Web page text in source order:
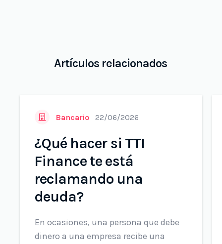
Artículos relacionados
Bancario 22/06/2026
¿Qué hacer si TTI
Finance te está
reclamando una
deuda?
En ocasiones, una persona que debe
dinero a una empresa recibe una